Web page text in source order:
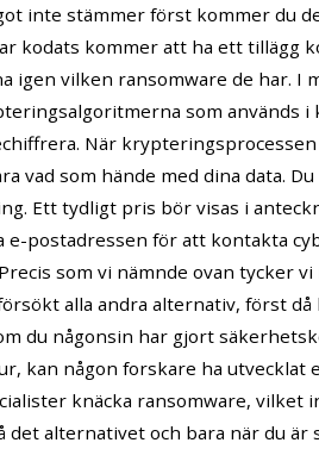
inte stämmer först kommer du
kodats kommer att ha ett tillägg
igen vilken ransomware de har. I
som används i
När
vad som hände med dina data.
Ett tydligt pris bör visas i
e-postadressen för att kontakta
som vi nämnde ovan tycker
alla andra alternativ, först
du någonsin har gjort
kan någon forskare ha utvecklat
knäcka ransomware, vilket
alternativet och bara när du är